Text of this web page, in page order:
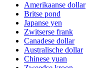
Amerikaanse dollar
Britse pond
Japanse yen
Zwitserse frank
Canadese dollar
Australische dollar
Chinese yuan